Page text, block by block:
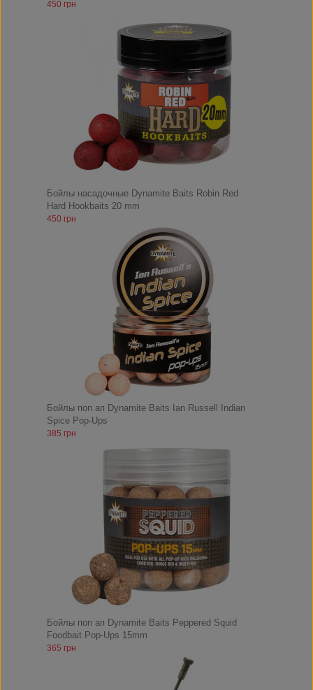
450 грн
Бойлы насадочные Dynamite Baits Robin Red
Hard Hookbaits 20 mm
450 грн
Бойлы поп ап Dynamite Baits Ian Russell Indian
Spice Pop-Ups
385 грн
Бойлы поп ап Dynamite Baits Peppered Squid
Foodbait Pop-Ups 15mm
365 грн